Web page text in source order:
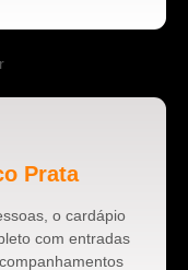
Prata
o cardápio
com entradas